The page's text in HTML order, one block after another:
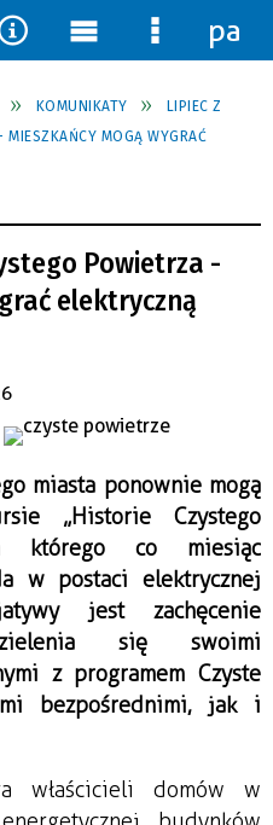
KOMUNIKATY
LIPIEC Z
MOGĄ WYGRAĆ
Powietrza -
elektryczną
miasta ponownie mogą
„Historie Czystego
którego co miesiąc
w postaci elektrycznej
jest zachęcenie
się swoimi
z programem Czyste
bezpośrednimi, jak i
właścicieli domów w
Menu
główne
Menu